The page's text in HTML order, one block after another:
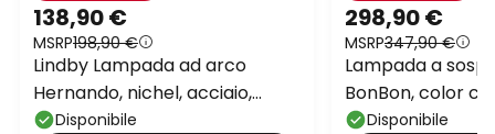
138,90 €
MSRP198,90 €
Lindby Lampada ad arco
Hernando, nichel, acciaio,
altezza 188 cm
Disponibile
298,90 €
MSRP347,90 €
Lampada a
BonBon, color
vetroDisponibile